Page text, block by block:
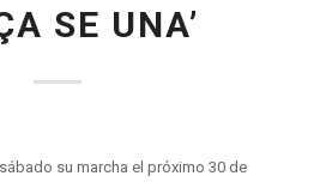
SE UNA’
su marcha el próximo 30 de